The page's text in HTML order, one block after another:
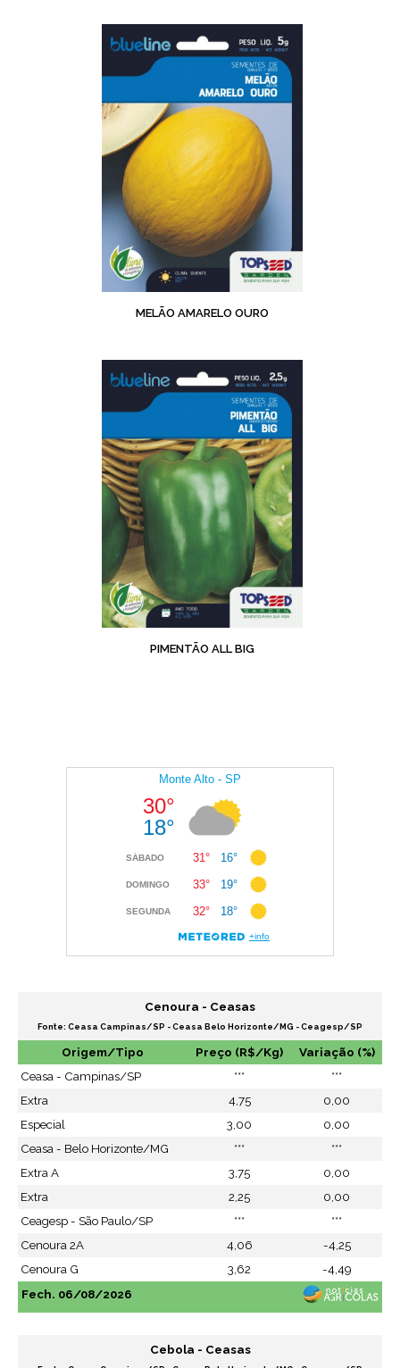
MELÃO AMARELO OURO
PIMENTÃO ALL BIG
Cenoura - Ceasas
Fonte: Ceasa Campinas/SP - Ceasa Belo Horizonte/MG - Ceagesp/SP
Origem/Tipo Preço (R$/Kg)
Variação (%)
Ceasa - Campinas/SP
***
***
Extra
4,75
0,00
Especial
3,00
0,00
Ceasa - Belo Horizonte/MG
***
***
Extra A
3,75
0,00
Extra
2,25
0,00
Ceagesp - São Paulo/SP
***
***
Cenoura 2A
4,06
-4,25
Cenoura G
3,62
-4,49
Fech. 06/08/2026
Cebola - Ceasas